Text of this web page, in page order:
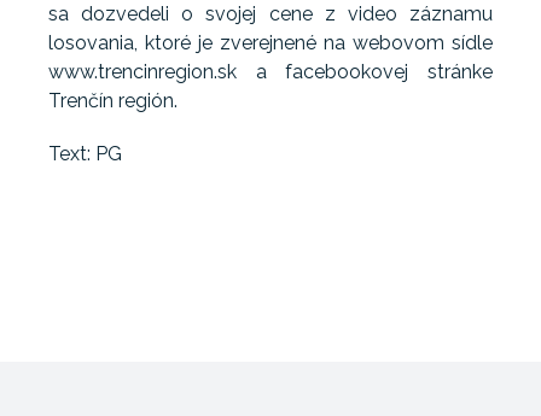
sa dozvedeli o svojej cene z video záznamu
losovania, ktoré je zverejnené na webovom sídle
www.trencinregion.sk a facebookovej stránke
Trenčín región.
Text: PG